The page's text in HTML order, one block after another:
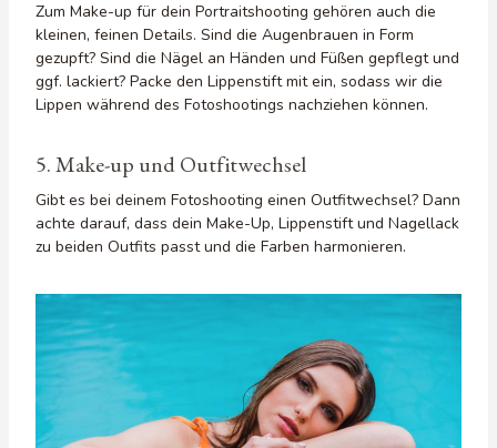
Zum Make-up für dein Portraitshooting gehören auch die
kleinen, feinen Details. Sind die Augenbrauen in Form
gezupft? Sind die Nägel an Händen und Füßen gepflegt und
ggf. lackiert? Packe den Lippenstift mit ein, sodass wir die
Lippen während des Fotoshootings nachziehen können.
5. Make-up und Outfitwechsel
Gibt es bei deinem Fotoshooting einen Outfitwechsel? Dann
achte darauf, dass dein Make-Up, Lippenstift und Nagellack
zu beiden Outfits passt und die Farben harmonieren.